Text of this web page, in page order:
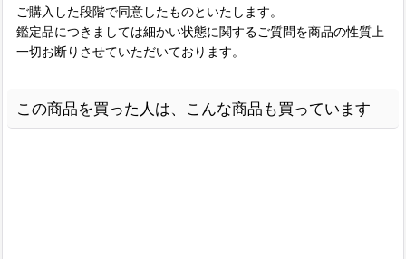
ご購入した段階で同意したものといたします。
鑑定品につきましては細かい状態に関するご質問を商品の性質上
一切お断りさせていただいております。
この商品を買った人は、こんな商品も買っています